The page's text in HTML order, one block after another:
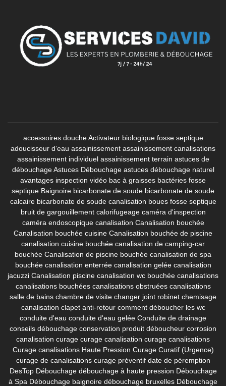
accessoires douche Activateur biologique fosse septique
adoucisseur d’eau assainissement assainissement canalisations
assainissement individuel assainissement terrain astuces de
débouchage Astuces Débouchage astuces débouchage naturel
avantages inspection vidéo bac à graisses bactéries fosse
septique Baignoire bicarbonate de soude bicarbonate de soude
calcaire bicarbonate de soude canalisation boues fosse septique
bruit de gargouillement calorifugeage caméra d'inspection
caméra endoscopique canalisation Canalisation bouchée
Canalisation bouchée cuisine Canalisation bouchée de piscine
canalisation cuisine bouchée canalisation de camping-car
bouchée Canalisation de piscine bouchée canalisation de spa
bouchée canalisation enterrée canalisation gelée canalisation
jacuzzi Canalisation piscine canalisation wc bouchée canalisations
canalisations bouchées canalisations obstruées canalisations
salle de bains chambre de visite changer joint robinet chemisage
canalisation clapet anti-retour comment déboucher les wc
conduite d'eau conduite d'eau gelée Conduite de drainage
conseils débouchage conservation produit déboucheur corrosion
canalisation curage curage canalisation curage canalisations
Curage canalisations Haute Pression Curage Curatif (Urgence)
curage de canalisations curage préventif date de péremption
DesTop Débouchage débouchage à haute pression Débouchage
à Spa Débouchage baignoire débouchage bruxelles Débouchage